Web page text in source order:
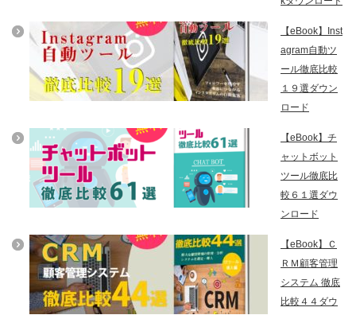
【eBook】Inst
agram自動ツ
ール徹底比較
１９選ダウン
ロード
【eBook】チ
ャットボット
ツール徹底比
較６１選ダウ
ンロード
【eBook】Ｃ
ＲＭ顧客管理
システム 徹底
比較４４ダウ